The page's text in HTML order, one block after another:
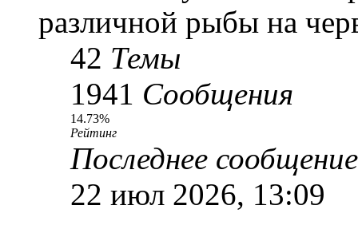
различной рыбы на
42 Темы
1941 Сообщения
14.73%
Рейтинг
Последнее сообщение
22 июл 2026, 13:09